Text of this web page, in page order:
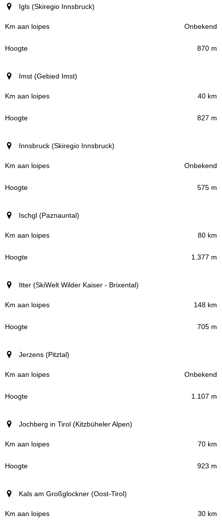
Igls (Skiregio Innsbruck)
Onbekend
870 m
Imst (Gebied Imst)
40 km
827 m
Innsbruck (Skiregio Innsbruck)
Onbekend
575 m
Ischgl (Paznauntal)
80 km
1.377 m
Itter (SkiWelt Wilder Kaiser - Brixental)
148 km
705 m
Jerzens (Pitztal)
Onbekend
1.107 m
Jochberg in Tirol (Kitzbüheler Alpen)
70 km
923 m
Kals am Großglockner (Oost-Tirol)
30 km